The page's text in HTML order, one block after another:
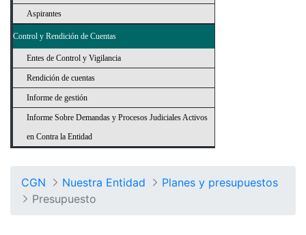
Aspirantes
Control y Rendición de Cuentas
Entes de Control y Vigilancia
Rendición de cuentas
Informe de gestión
Informe Sobre Demandas y Procesos Judiciales Activos
en Contra la Entidad
CGN Nuestra Entidad
Planes y presupuestos
Presupuesto